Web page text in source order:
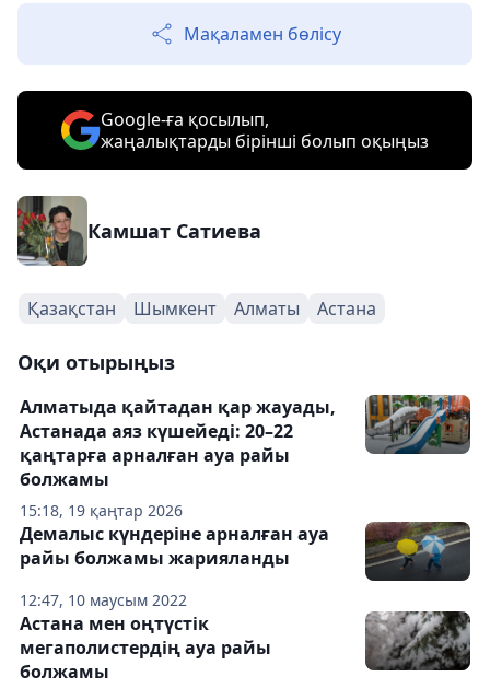
Мақаламен бөлісу
Google-ға қосылып,
жаңалықтарды бірінші болып оқыңыз
Камшат Сатиева
Қазақстан Шымкент Алматы Астана
Оқи отырыңыз
15:18, 19 қаңтар 2026
Алматыда қайтадан қар жауады,
Астанада аяз күшейеді: 20–22
қаңтарға арналған ауа райы
болжамы
12:47, 10 маусым 2022
Демалыс күндеріне арналған ауа
райы болжамы жарияланды
Астана мен оңтүстік
мегаполистердің ауа райы
болжамы